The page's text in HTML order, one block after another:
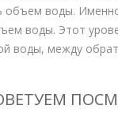
объем воды.
воды. Этот
воды, между